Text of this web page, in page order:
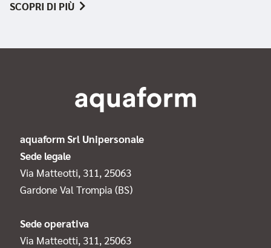
SCOPRI DI PIÙ
aquaform Srl Unipersonale
Sede legale
Via Matteotti, 311, 25063
Gardone Val Trompia (BS)
Sede operativa
Via Matteotti, 311, 25063